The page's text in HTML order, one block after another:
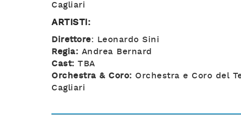
Cagliari
ARTISTI:
Direttore: Leonardo Sini
Regia: Andrea Bernard
Cast: TBA
Orchestra & Coro: Orchestra e Coro del
Cagliari